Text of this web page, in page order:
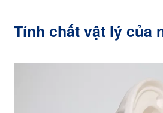
Tính chất vật lý của